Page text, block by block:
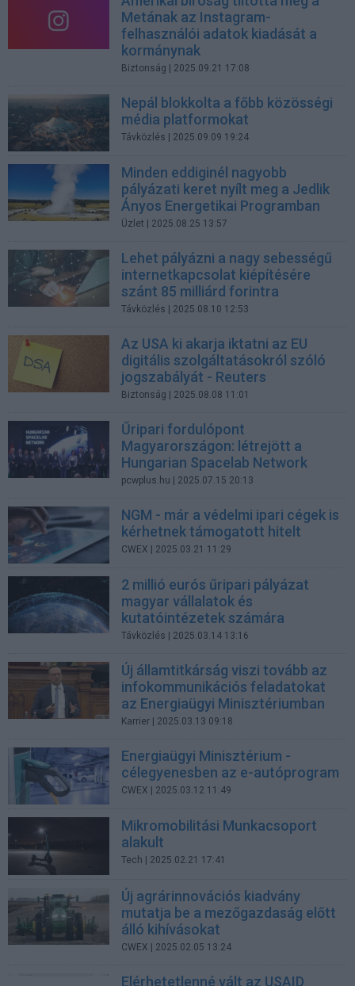
Metának az Instagram-
felhasználói adatok kiadását a
kormánynak
Biztonság | 2025.09.21 17:08
Nepál blokkolta a főbb közösségi
média platformokat
Távközlés | 2025.09.09 19:24
Minden eddiginél nagyobb
pályázati keret nyílt meg a Jedlik
Ányos Energetikai Programban
Üzlet | 2025.08.25 13:57
Lehet pályázni a nagy sebességű
internetkapcsolat kiépítésére
szánt 85 milliárd forintra
Távközlés | 2025.08.10 12:53
Az USA ki akarja iktatni az EU
digitális szolgáltatásokról szóló
jogszabályát - Reuters
Biztonság | 2025.08.08 11:01
Űripari fordulópont
Magyarországon: létrejött a
Hungarian Spacelab Network
pcwplus.hu | 2025.07.15 20:13
NGM - már a védelmi ipari cégek is
kérhetnek támogatott hitelt
CWEX | 2025.03.21 11:29
2 millió eurós űripari pályázat
magyar vállalatok és
kutatóintézetek számára
Távközlés | 2025.03.14 13:16
Új államtitkárság viszi tovább az
infokommunikációs feladatokat
az Energiaügyi Minisztériumban
Karrier | 2025.03.13 09:18
Energiaügyi Minisztérium -
célegyenesben az e-autóprogram
CWEX | 2025.03.12 11:49
Mikromobilitási Munkacsoport
alakult
Tech | 2025.02.21 17:41
Új agrárinnovációs kiadvány
mutatja be a mezőgazdaság előtt
álló kihívásokat
CWEX | 2025.02.05 13:24
Elérhetetlenné vált az USAID